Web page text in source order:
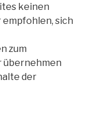
keinen
empfohlen, sich
zum
übernehmen
der